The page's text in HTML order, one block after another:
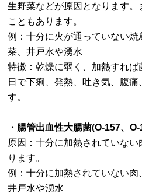
生野菜などが原因となります
こともあります。
例：十分に火が通っていない
菜、井戸水や湧水
特徴：乾燥に弱く、加熱すれ
日で下痢、発熱、吐き気、腹
す。
・腸管出血性大腸菌(O-157、O-
原因：十分に加熱されていな
ります。
例：十分に加熱されていない肉
井戸水や湧水